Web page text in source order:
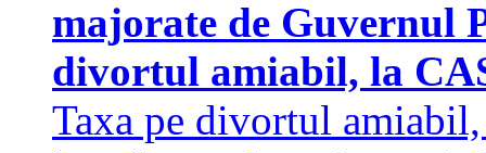
majorate de Guvernul
divortul amiabil, la
Taxa pe divortul